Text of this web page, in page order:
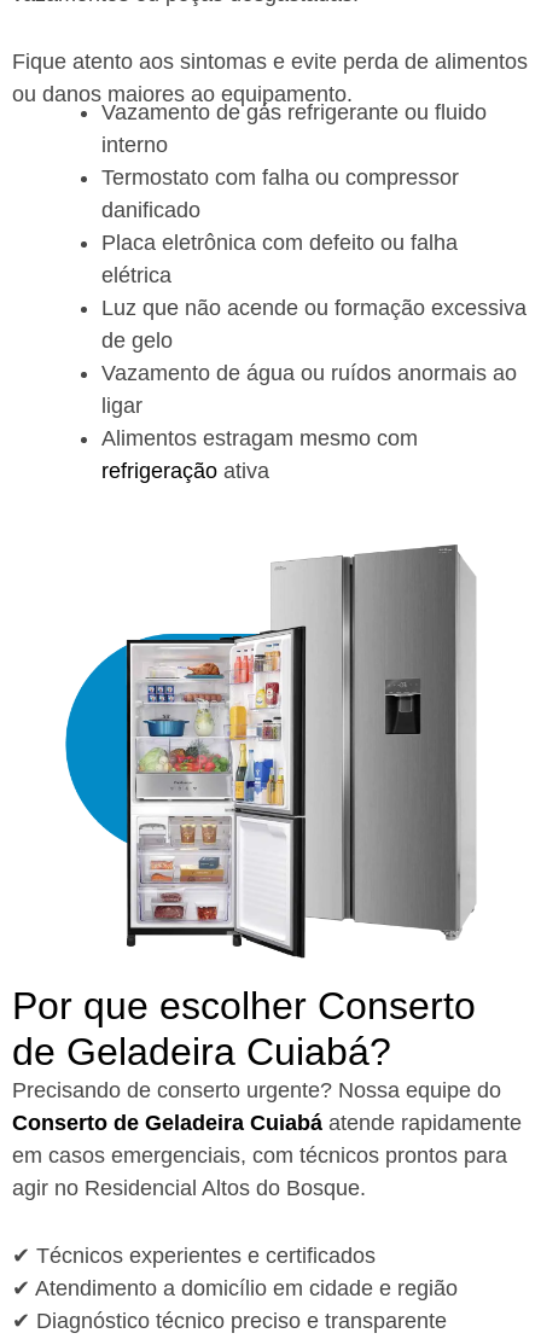
Fique atento aos sintomas e evite perda de alimentos
ou danos maiores ao equipamento.
Vazamento de gás refrigerante ou fluido
interno
Termostato com falha ou compressor
danificado
Placa eletrônica com defeito ou falha
elétrica
Luz que não acende ou formação excessiva
de gelo
Vazamento de água ou ruídos anormais ao
ligar
Alimentos estragam mesmo com
refrigeração ativa
Por que escolher Conserto
de Geladeira Cuiabá?​
Precisando de conserto urgente? Nossa equipe do
Conserto de Geladeira Cuiabá atende rapidamente
em casos emergenciais, com técnicos prontos para
agir no Residencial Altos do Bosque.
✔ Técnicos experientes e certificados
✔ Atendimento a domicílio em cidade e região
✔ Diagnóstico técnico preciso e transparente